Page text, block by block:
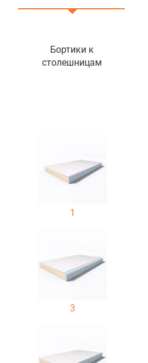
Бортики к
столешницам
1
3